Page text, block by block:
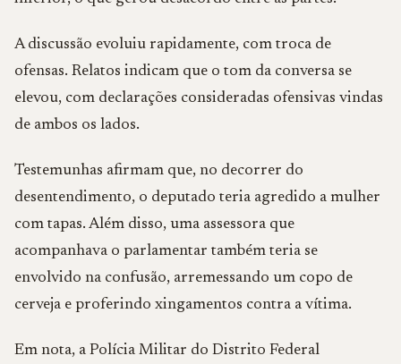
A discussão evoluiu rapidamente, com troca de
ofensas. Relatos indicam que o tom da conversa se
elevou, com declarações consideradas ofensivas vindas
de ambos os lados.
Testemunhas afirmam que, no decorrer do
desentendimento, o deputado teria agredido a mulher
com tapas. Além disso, uma assessora que
acompanhava o parlamentar também teria se
envolvido na confusão, arremessando um copo de
cerveja e proferindo xingamentos contra a vítima.
Em nota, a Polícia Militar do Distrito Federal